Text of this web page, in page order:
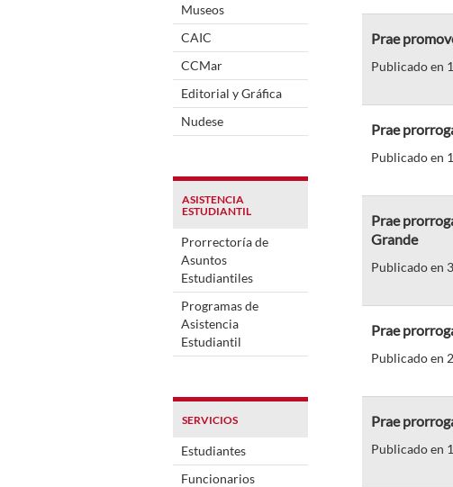
Museos
CAIC
CCMar
Editorial y Gráfica
Nudese
ASISTENCIA
ESTUDIANTIL
Prorrectoría de
Asuntos
Estudiantiles
Programas de
Asistencia
Estudiantil
SERVICIOS
Estudiantes
Funcionarios
Prae
Publicado en
Prae
Publicado en
Prae
Grande
Publicado en
Prae
Publicado en
Prae
Publicado en